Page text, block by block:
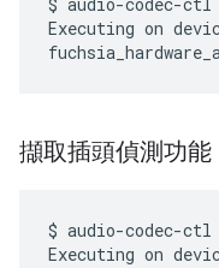
Executing on
擷取插頭偵測功能
$ audio-codec-ctl
Executing on